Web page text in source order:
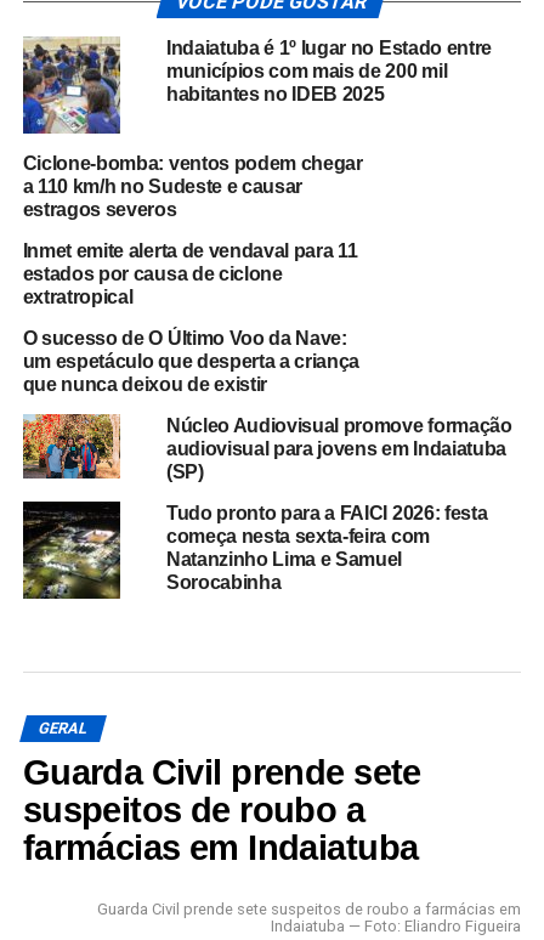
Indaiatuba é 1º lugar no Estado entre
municípios com mais de 200 mil
habitantes no IDEB 2025
Ciclone-bomba: ventos podem chegar
a 110 km/h no Sudeste e causar
estragos severos
Inmet emite alerta de vendaval para 11
estados por causa de ciclone
extratropical
O sucesso de O Último Voo da Nave:
um espetáculo que desperta a criança
que nunca deixou de existir
Núcleo Audiovisual promove formação
audiovisual para jovens em Indaiatuba
(SP)
Tudo pronto para a FAICI 2026: festa
começa nesta sexta-feira com
Natanzinho Lima e Samuel
Sorocabinha
GERAL
Guarda Civil prende sete
suspeitos de roubo a
farmácias em Indaiatuba
Guarda Civil prende sete suspeitos de roubo a farmácias em
Indaiatuba — Foto: Eliandro Figueira